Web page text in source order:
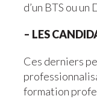
d’un BTS ou un
– LES
Ces derniers
formation